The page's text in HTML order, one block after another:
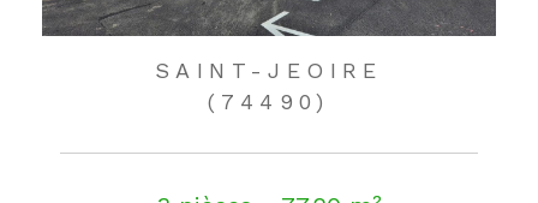
SAINT-JEOIRE
(74490)